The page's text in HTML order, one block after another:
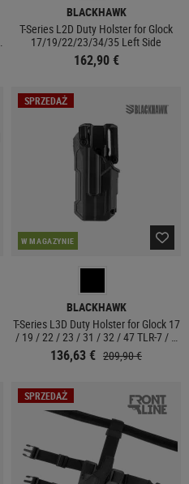
BLACKHAWK
T-Series L2D Duty Holster for Glock
17/19/22/23/34/35 Left Side
162,90 €
SPRZEDAŻ
W MAGAZYNIE
BLACKHAWK
T-Series L3D Duty Holster for Glock 17
/ 19 / 22 / 23 / 31 / 32 / 47 TLR-7 / 8
Left Side
136,63 € 209,90 €
SPRZEDAŻ